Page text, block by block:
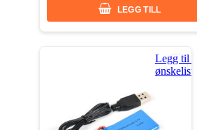
LEGG TILL
Legg til i
ønskeliste